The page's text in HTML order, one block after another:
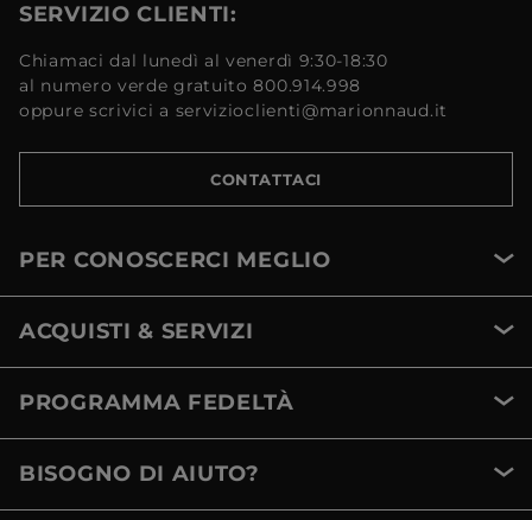
SERVIZIO CLIENTI:
Chiamaci dal lunedì al venerdì 9:30-18:30
al numero verde gratuito 800.914.998
oppure scrivici a servizioclienti@marionnaud.it
CONTATTACI
PER CONOSCERCI MEGLIO
ACQUISTI & SERVIZI
PROGRAMMA FEDELTÀ
BISOGNO DI AIUTO?